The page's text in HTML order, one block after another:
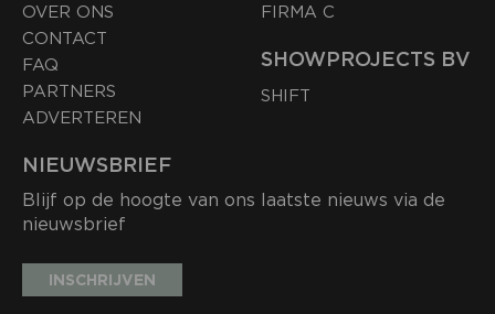
OVER ONS
CONTACT
FAQ
PARTNERS
ADVERTEREN
FIRMA C
SHOWPROJECTS BV
SHIFT
NIEUWSBRIEF
Blijf op de hoogte van ons laatste nieuws via de
nieuwsbrief
INSCHRIJVEN